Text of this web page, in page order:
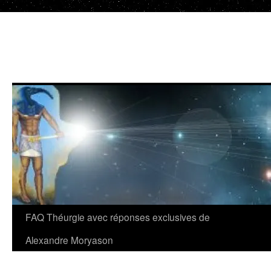
FAQ Théurgie avec réponses exclusives de
Alexandre Moryason